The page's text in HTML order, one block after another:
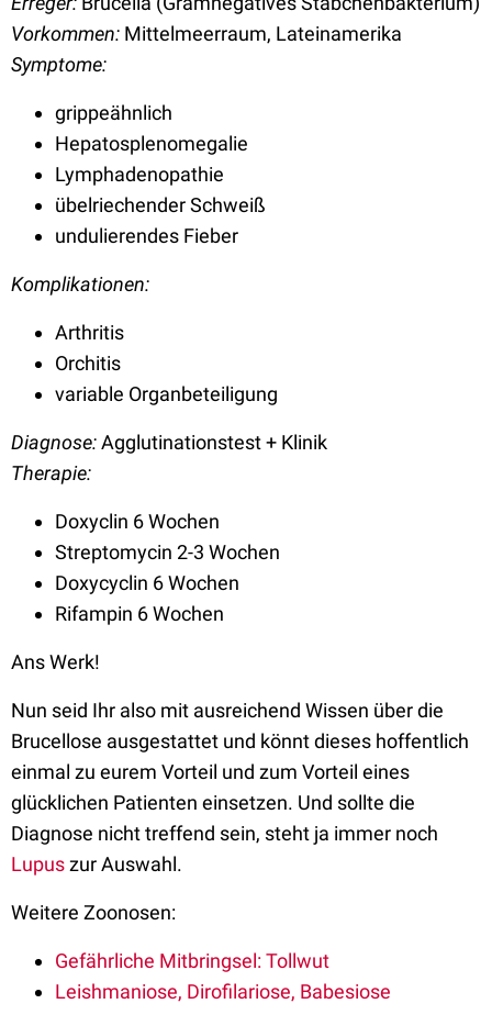
Vorkommen: Mittelmeerraum, Lateinamerika
Symptome:
grippeähnlich
Hepatosplenomegalie
Lymphadenopathie
übelriechender Schweiß
undulierendes Fieber
Komplikationen:
Arthritis
Orchitis
variable Organbeteiligung
Diagnose:Agglutinationstest + Klinik
Therapie:
Doxyclin 6 Wochen
Streptomycin 2-3 Wochen
Doxycyclin 6 Wochen
Rifampin 6 Wochen
Ans Werk!
Nun seid Ihr also mit ausreichend Wissen über die
Brucellose ausgestattet und könnt dieses hoffentlich
einmal zu eurem Vorteil und zum Vorteil eines
glücklichen Patienten einsetzen. Und sollte die
Diagnose nicht treffend sein, steht ja immer noch
Lupuszur Auswahl.
Weitere Zoonosen:
Gefährliche Mitbringsel: Tollwut
Leishmaniose, Dirofilariose, Babesiose